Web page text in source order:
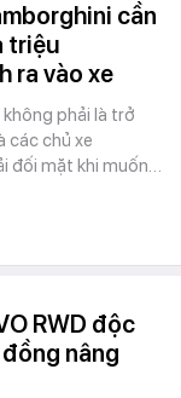
cần
triệu
ra vào xe
phải là trở
các chủ xe
đối mặt khi muốn…
RWD độc
nâng